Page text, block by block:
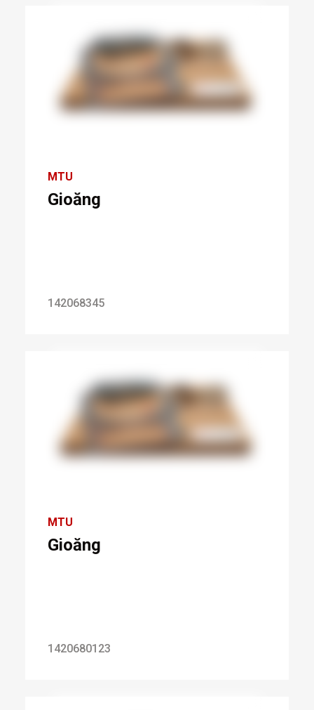
MTU
Gioăng
142068345
MTU
Gioăng
1420680123